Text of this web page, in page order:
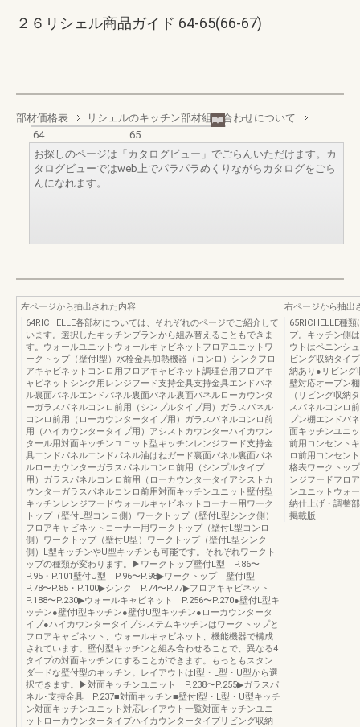
２６リシェル商品ガイド 64-65(66-67)
部材価格表
リシェルのキッチン部材組み合わせについて
64
65
お探しのページは「カタログビュー」でごらんいただけます。カ
タログビューではweb上でパラパラめくりながらカタログをごら
んになれます。
左ページから抽出された内容
64RICHELLE各部材については、それぞれのページでご紹介して
います。選択したキッチンプランから組み替えることもできま
す。ウォールユニットウォールキャビネットフロアユニットワ
ークトップ（壁付Ⅰ型）水栓金具加熱機器（コンロ）シンクフロ
アキャビネットコンロ用フロアキャビネット調理台用フロアキ
ャビネットシンク用レンジフード支持金具支持金具エンドパネ
ル裏面パネルエンドパネル裏面パネル裏面パネルローカウンタ
ーガラスパネルコンロ前用（シンプルタイプ用）ガラスパネル
コンロ前用（ローカウンタータイプ用）ガラスパネルコンロ前
用（ハイカウンタータイプ用）アシストカウンターハイカウン
タール用対面キッチンユニット型キッチンレンジフード支持金
具エンドパネルエンドパネル油はねガード裏面パネル裏面パネ
ルローカウンターガラスパネルコンロ前用（シンプルタイプ
用）ガラスパネルコンロ前用（ローカウンタータイアシストカ
ウンターガラスパネルコンロ前用対面キッチンユニット壁付型
キッチンレンジフードウォールキャビネットコーナー用ワーク
トップ（壁付L型コンロ側）ワークトップ（壁付L型シンク側）
フロアキャビネットコーナー用ワークトップ（壁付L型コンロ
側）ワークトップ（壁付U型）ワークトップ（壁付L型シンク
側）L型キッチンやU型キッチンも可能です。それぞれワークト
ップの種類が変わります。▶ワークトップ壁付L型 P.86〜
P.95・P.101壁付U型 P.96〜P.98▶ワークトップ 壁付Ⅰ型
P.78〜P.85・P.100▶シンク P.74〜P.77▶フロアキャビネット
P.188〜P.230▶ウォールキャビネット P.256〜P.270●壁付L型キ
ッチン●壁付Ⅰ型キッチン●壁付U型キッチン●ローカウンタータ
イプ●ハイカウンタータイプシステムキッチンはワークトップと
フロアキャビネット、ウォールキャビネット、機能機器で構成
されています。壁付型キッチンと組み合わせることで、異なる4
タイプの対面キッチンにすることができます。もっともスタン
ダードな壁付型のキッチン。レイアウトはⅠ型・L型・U型から選
択できます。▶対面キッチンユニット P.238〜P.255▶ガラスパ
ネル･支持金具 P.237■対面キッチン■壁付Ⅰ型・L型・U型キッチ
ン対面キッチンユニット対応レイアウト一覧対面キッチンユニ
ットローカウンタータイプハイカウンタータイプリビング収納
右ページから抽出
65RICHELLE種
プ。キッチン側
ウトはペニンシ
ビング収納タイ
納あり●リビング
壁対応オープン
（リビング収納
スパネルコンロ
プン棚エンドパ
面キッチンユニ
前用コンセント
ロ前用コンセン
格表ワークトッ
ンジフードフロ
ンユニットウォ
納仕上げ・調整
掲載版